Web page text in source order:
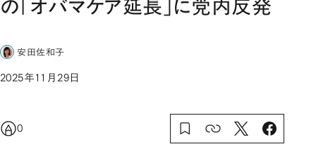
の「オバマケア延長」に党内反発
安田佐和子
2025年11月29日
0